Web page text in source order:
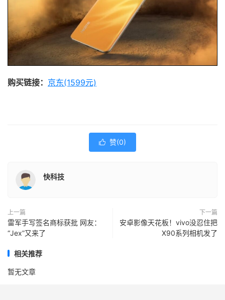
购买链接： 京东(1599元)
 赞(0)
快科技
上一篇
雷军手写签名商标获批 网友：
“Jex”又来了
下一篇
安卓影像天花板！vivo没忍住把
X90系列相机发了
相关推荐
暂无文章